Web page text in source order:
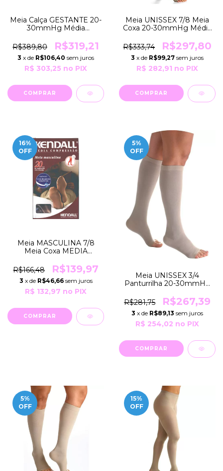
Meia Calça GESTANTE 20-
30mmHg Média
CONFORT Premium
862ATM Sigvaris
R$389,80 R$319,21
3 x de R$106,40 sem juros
R$ 303,25 no PIX
COMPRAR
Meia UNISSEX 7/8 Meia
Coxa 20-30mmHg Média
CONFORT 862AF Sigvaris
R$333,74 R$297,80
3 x de R$99,27 sem juros
R$ 282,91 no PIX
COMPRAR
16%
OFF
Meia MASCULINA 7/8
Meia Coxa MEDIA
21mmHg COR Bege
GRUPO 105 Kendall
R$166,48 R$139,97
3 x de R$46,66 sem juros
R$ 132,97 no PIX
COMPRAR
5%
OFF
Meia UNISSEX 3/4
Panturrilha 20-30mmHg
ALGODÃO SUPER 282S-
AD Sigvaris
R$281,75 R$267,39
3 x de R$89,13 sem juros
R$ 254,02 no PIX
COMPRAR
5%
OFF
15%
OFF